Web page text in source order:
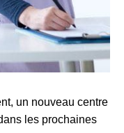
un nouveau centre
les prochaines